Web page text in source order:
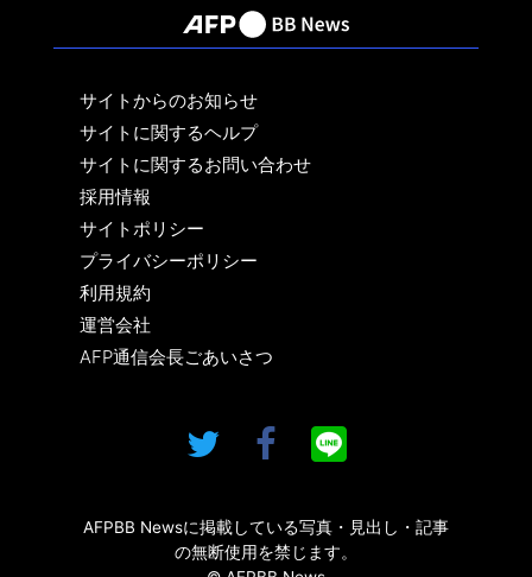
サイトからのお知らせ
サイトに関するヘルプ
サイトに関するお問い合わせ
採用情報
サイトポリシー
プライバシーポリシー
利用規約
運営会社
AFP通信会長ごあいさつ
AFPBB Newsに掲載している写真・見出し・記事
の無断使用を禁じます。